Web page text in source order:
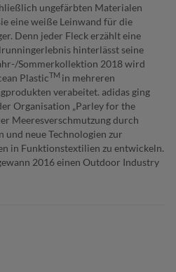
ungefärbten Materialen
eine weiße Leinwand für die
Denn jeder Fleck erzählt eine
hinterlässt seine
Sommerkollektion 2018 wird
PlasticTM in mehreren
verabeitet. adidas ging
Organisation „Parley for the
Meeresverschmutzung durch
und neue Technologien zur
in Funktionstextilien zu entwickeln.
2016 einen Outdoor Industry